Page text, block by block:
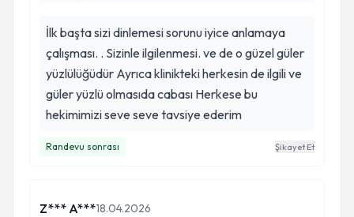
İlk başta sizi dinlemesi sorunu iyice anlamaya
çalışması. . Sizinle ilgilenmesi. ve de o güzel güler
yüzlülüğüdür Ayrıca klinikteki herkesin de ilgili ve
güler yüzlü olmasıda cabası Herkese bu
hekimimizi seve seve tavsiye ederim
Randevu sonrası Şikayet Et
Z*** A***18.04.2026